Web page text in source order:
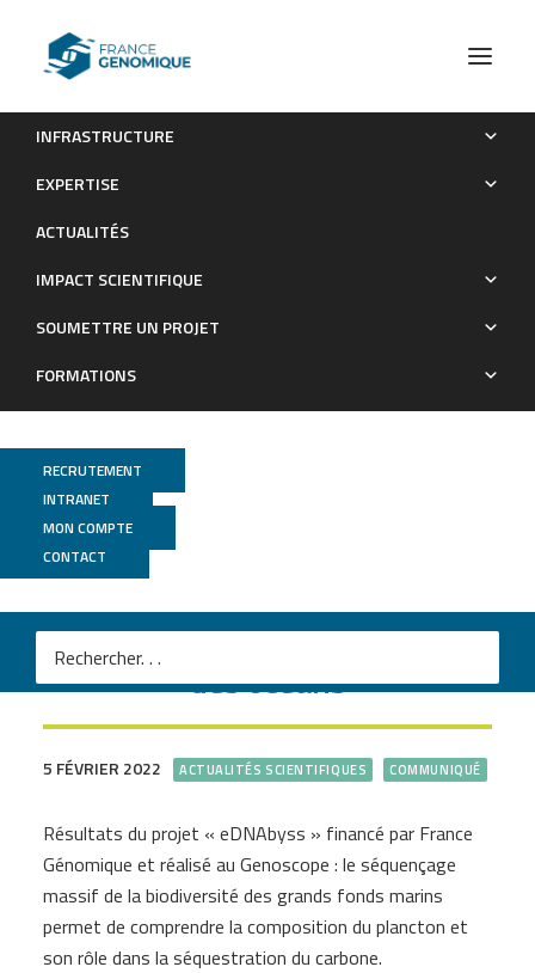
INFRASTRUCTURE
EXPERTISE
ACTUALITÉS
IMPACT SCIENTIFIQUE
SOUMETTRE UN PROJET
FORMATIONS
RECRUTEMENT
INTRANET
MON COMPTE
CONTACT
Actualités scientifiques
Génomique des grands fonds
des océans
5 FÉVRIER 2022 ACTUALITÉS SCIENTIFIQUES COMMUNIQUÉ
Résultats du projet « eDNAbyss » financé par France
Génomique et réalisé au Genoscope : le séquençage
massif de la biodiversité des grands fonds marins
permet de comprendre la composition du plancton et
son rôle dans la séquestration du carbone.